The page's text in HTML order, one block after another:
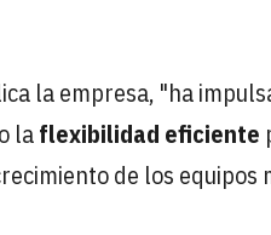
la empresa, "ha
laflexibilidad eficiente
de los